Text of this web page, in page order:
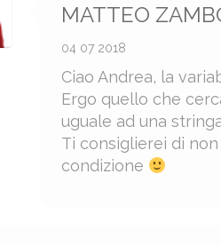
MATTEO
04 07 2018
Ciao Andrea, la
Ergo quello che
uguale ad una
Ti consiglierei di
condizione